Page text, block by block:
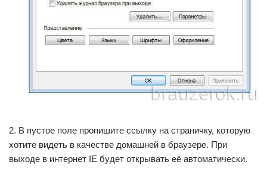
2. В пустое поле пропишите ссылку на страничку, которую
хотите видеть в качестве домашней в браузере. При
выходе в интернет IE будет открывать её автоматически.